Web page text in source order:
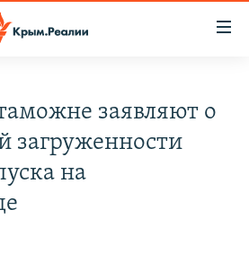
заявляют о
загруженности
на